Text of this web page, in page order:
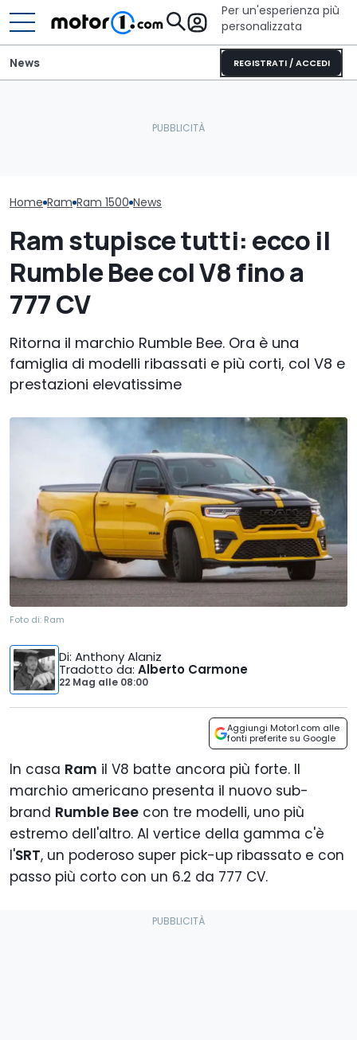
Per un'esperienza più
personalizzata
REGISTRATI / ACCEDI
News
Home Ram Ram 1500 News
Ram stupisce tutti: ecco il
Rumble Bee col V8 fino a
777 CV
Ritorna il marchio Rumble Bee. Ora è una
famiglia di modelli ribassati e più corti, col V8 e
prestazioni elevatissime
Foto di: Ram
Di: Anthony Alaniz
Tradotto da: Alberto Carmone
22 Mag alle 08:00
Aggiungi Motor1.com alle
fonti preferite su Google
In casa Ram il V8 batte ancora più forte. Il
marchio americano presenta il nuovo sub-
brand Rumble Bee con tre modelli, uno più
estremo dell'altro. Al vertice della gamma c'è
l'SRT, un poderoso super pick-up ribassato e con
passo più corto con un 6.2 da 777 CV.